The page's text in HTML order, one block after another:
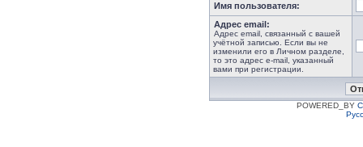
Имя пользователя:
Адрес email:
Адрес email, связанный с вашей
учётной записью. Если вы не
изменили его в Личном разделе,
то это адрес e-mail, указанный
вами при регистрации.
POWERED_BY